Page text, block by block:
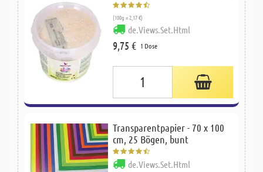
(100g = 2,17 €)
de.Views.Set.Html
9,75 € 1 Dose
Transparentpapier - 70 x 100
cm, 25 Bögen, bunt
de.Views.Set.Html